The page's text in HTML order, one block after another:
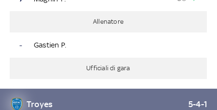
Allenatore
- Gastien P.
Ufficiali di gara
Troyes 5-4-1